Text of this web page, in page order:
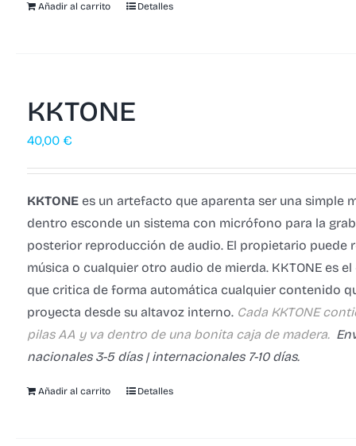
Añadir al carrito Detalles
KKTONE
40,00 €
KKTONE es un artefacto que aparenta ser una simple
dentro esconde un sistema con micrófono para la
posterior reproducción de audio. El propietario puede
música o cualquier otro audio de mierda. KKTONE es
que critica de forma automática cualquier contenido
proyecta desde su altavoz interno. Cada KKTONE
pilas AA y va dentro de una bonita caja de madera.
nacionales 3-5 días | internacionales 7-10 días.
Añadir al carrito Detalles